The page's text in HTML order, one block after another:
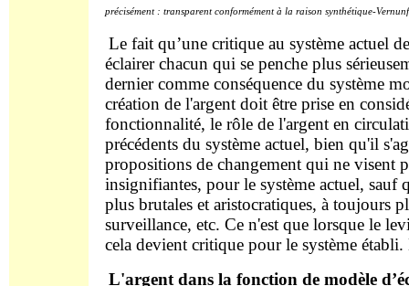
précisément : transparent conformément à la raison synthétique-
Le fait qu’une critique au système actuel
éclairer chacun qui se penche plus
dernier comme conséquence du système
création de l'argent doit être prise en
fonctionnalité, le rôle de l'argent en
précédents du système actuel, bien qu'il
propositions de changement qui ne visent
insignifiantes, pour le système actuel, sauf
plus brutales et aristocratiques, à toujours
surveillance, etc. Ce n'est que lorsque le
cela devient critique pour le système
L'argent dans la fonction de modèle